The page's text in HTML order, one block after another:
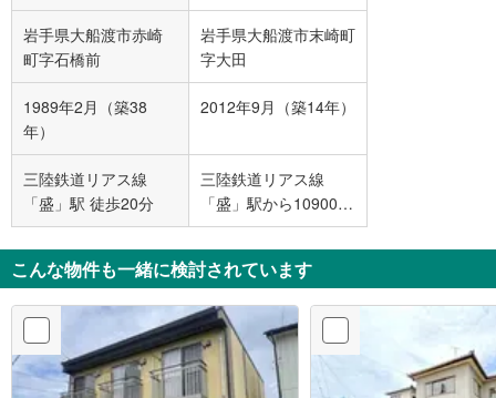
岩手県大船渡市赤崎
町字石橋前
岩手県大船渡市末崎町
字大田
1989年2月（築38
年）
2012年9月（築14年）
三陸鉄道リアス線
「盛」駅 徒歩20分
三陸鉄道リアス線
「盛」駅から10900m
車:22分
こんな物件も一緒に検討されています